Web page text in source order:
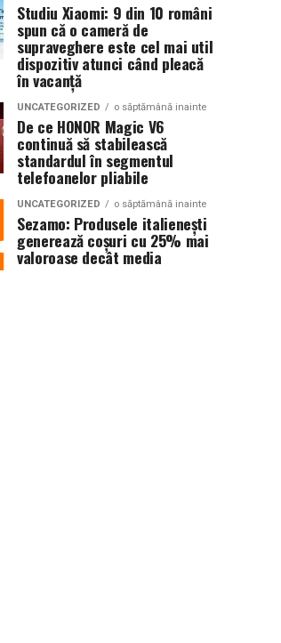
Studiu Xiaomi: 9 din 10 români
spun că o cameră de
supraveghere este cel mai util
dispozitiv atunci când pleacă
în vacanță
UNCATEGORIZED o săptămână inainte
De ce HONOR Magic V6
continuă să stabilească
standardul în segmentul
telefoanelor pliabile
UNCATEGORIZED o săptămână inainte
Sezamo: Produsele italienești
generează coșuri cu 25% mai
valoroase decât media